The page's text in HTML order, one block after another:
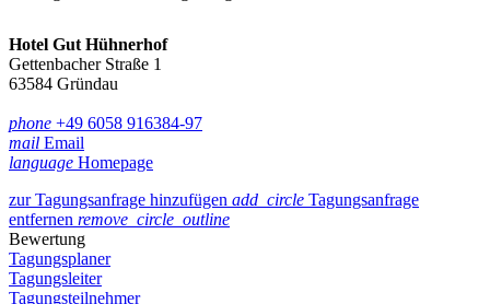
Hotel Gut Hühnerhof
Gettenbacher Straße 1
63584 Gründau
phone +49 6058 916384-97
mail Email
language Homepage
zur Tagungsanfrage hinzufügen add_circle Tagungsanfrage
entfernen remove_circle_outline
Bewertung
Tagungsplaner
Tagungsleiter
Tagungsteilnehmer